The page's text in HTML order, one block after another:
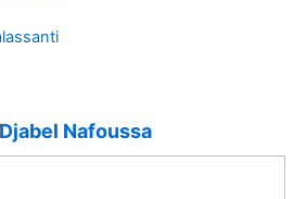
Nafoussa